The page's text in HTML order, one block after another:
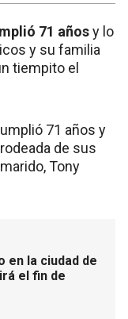
71 añosy lo
y su familia
tiempito el
71 años y
de sus
Tony
en la ciudad de
el fin de